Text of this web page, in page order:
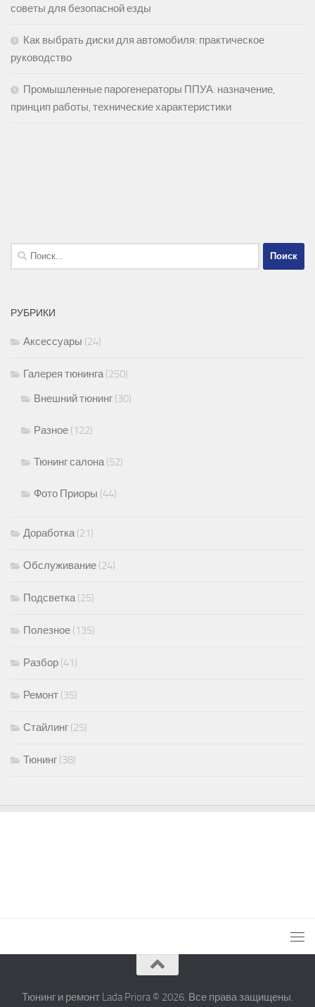
советы для безопасной езды
Как выбрать диски для автомобиля: практическое
руководство
Промышленные парогенераторы ППУА: назначение,
принцип работы, технические характеристики
Найти:
РУБРИКИ
Аксессуары (24)
Галерея тюнинга(250)
Внешний тюнинг (30)
Разное (122)
Тюнинг салона(52)
Фото Приоры (44)
Доработка(21)
Обслуживание (24)
Подсветка(25)
Полезное (135)
Разбор (41)
Ремонт (35)
Стайлинг (25)
Тюнинг (38)
Тюнинг и ремонт Lada Priora © 2026. Все права защищены.